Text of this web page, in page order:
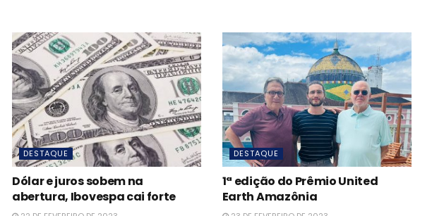
DESTAQUE
Dólar e juros sobem na
abertura, Ibovespa cai forte
DESTAQUE
1ª edição do Prêmio United
Earth Amazônia